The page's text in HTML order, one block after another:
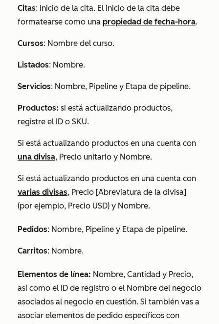
Citas: Inicio de la cita. El inicio de la cita debe
formatearse como una propiedad de fecha-hora.
Cursos: Nombre del curso.
Listados: Nombre.
Servicios: Nombre, Pipeline y Etapa de pipeline.
Productos: si está actualizando productos,
registre el ID o SKU.
Si está actualizando productos en una cuenta con
una divisa, Precio unitario y Nombre.
Si está actualizando productos en una cuenta con
varias divisas, Precio [Abreviatura de la divisa]
(por ejemplo, Precio USD) y Nombre.
Pedidos: Nombre, Pipeline y Etapa de pipeline.
Carritos: Nombre.
Elementos de línea: Nombre, Cantidad y Precio,
así como el ID de registro o el Nombre del negocio
asociados al negocio en cuestión. Si también vas a
asociar elementos de pedido específicos con